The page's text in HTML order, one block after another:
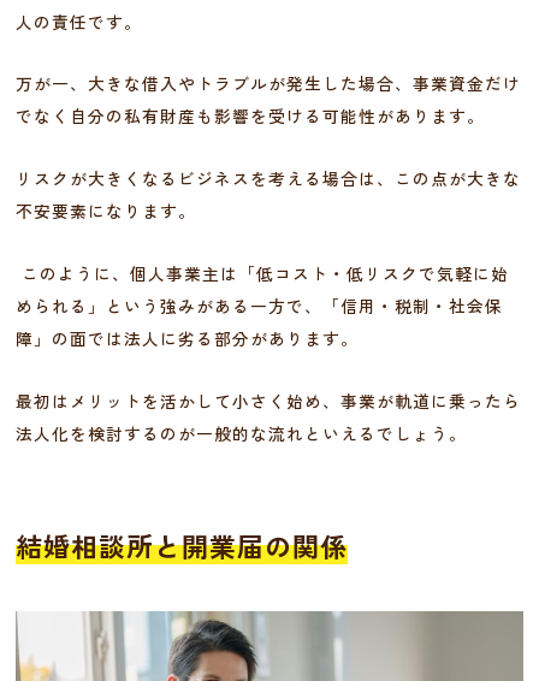
人の責任です。
万が一、大きな借入やトラブルが発生した場合、事業資金だけ
でなく自分の私有財産も影響を受ける可能性があります。
リスクが大きくなるビジネスを考える場合は、この点が大きな
不安要素になります。
このように、個人事業主は「低コスト・低リスクで気軽に始
められる」という強みがある一方で、「信用・税制・社会保
障」の面では法人に劣る部分があります。
最初はメリットを活かして小さく始め、事業が軌道に乗ったら
法人化を検討するのが一般的な流れといえるでしょう。
結婚相談所と開業届の関係